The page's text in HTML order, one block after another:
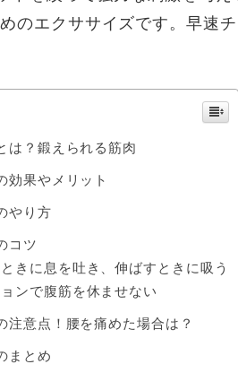
のエクササイズです。早速
は？鍛えられる筋肉
効果やメリット
やり方
コツ
きに息を吐き、伸ばすときに吸う
ンで腹筋を休ませない
注意点！腰を痛めた場合は？
まとめ